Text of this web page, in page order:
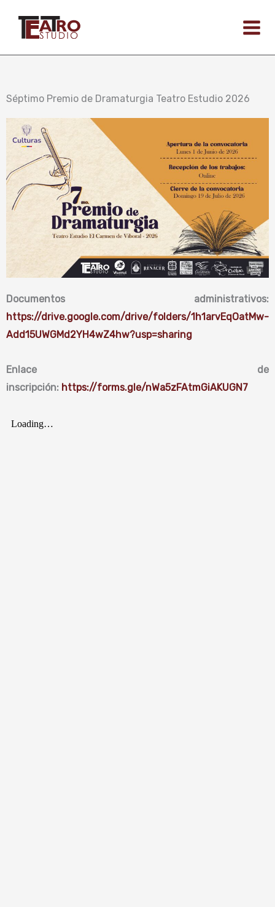
Séptimo Premio de Dramaturgia Teatro Estudio 2026
Documentos administrativos:
https://drive.google.com/drive/folders/1h1arvEqOatMw-
Add15UWGMd2YH4wZ4hw?usp=sharing
Enlace de
inscripción: https://forms.gle/nWa5zFAtmGiAKUGN7